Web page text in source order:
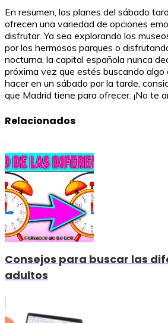
En resumen, los planes del sábado
ofrecen una variedad de opciones
disfrutar. Ya sea explorando los
por los hermosos parques o
nocturna, la capital española nunca
próxima vez que estés buscando algo
hacer en un sábado por la tarde,
que Madrid tiene para ofrecer. ¡No te
Relacionados
Consejos para buscar las
adultos